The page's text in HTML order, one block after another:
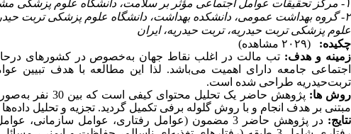
۱- مرکز تحقیقات عوامل اجتماعی مؤثر بر سلامت، دانشگاه علوم پزشکی مشهد، مشهد، ایران
۲- گروه بهداشت عمومی، دانشکده بهداشت، دانشگاه علوم پزشکی تربت
علوم پزشکی تربت حیدریه، تربت حیدریه، ایران
چکیده:
(۲۰۲۹ مشاهده)
زمینه و هدف: تب مالت در اغلب نقاط جهان به‌خصوص در کشورهای
اجتماعی جامعه دارای اهمیت می‌باشد. لذا این مطالعه با هدف تبیین
تربت‌حیدریه طراحی ‌شده ­است.
روش­ ها:
پژوهش حاضر یک
مبتنی بر هدف انجام و با روش گلوله برفی تکمیل گردید. تجزیه ‌و تحلیل
نتایج:
در پژوهش حاضر 3 مضمون (عوامل رفتاری، عوامل